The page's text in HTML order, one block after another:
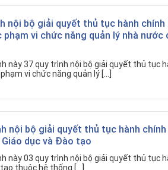
nội bộ giải quyết thủ tục hành
vi chức năng quản lý nhà nước
này 37 quy trình nội bộ giải quyết thủ tục
vi chức năng quản lý […]
nội bộ giải quyết thủ tục hành
dục và Đào tạo
này 03 quy trình nội bộ giải quyết thủ tục
thuộc hệ thống […]